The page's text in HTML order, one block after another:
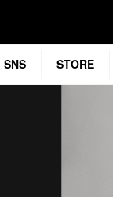
SNS STORE